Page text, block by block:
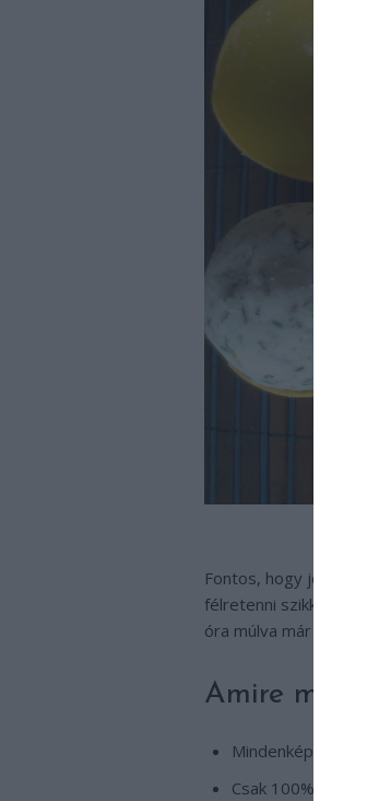
Fontos, hogy jó
félretenni szikkadni
óra múlva már
Amire még
Mindenképp
Csak 100%-os